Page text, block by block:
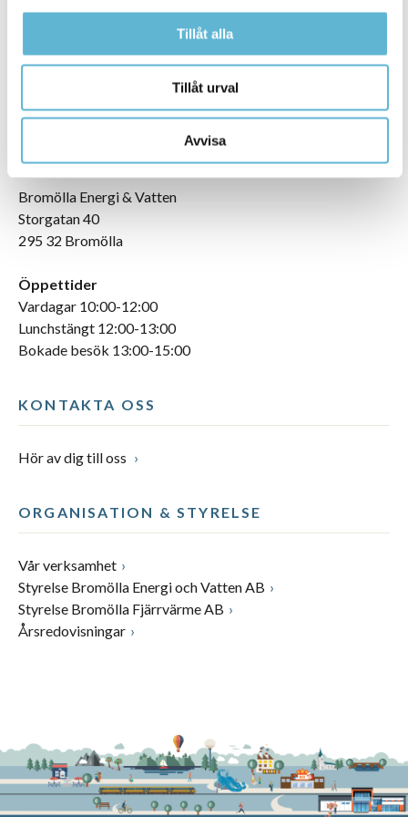
Tillåt alla
Tillåt urval
Avvisa
Bromölla Energi & Vatten
Storgatan 40
295 32 Bromölla
Öppettider
Vardagar 10:00-12:00
Lunchstängt 12:00-13:00
Bokade besök 13:00-15:00
KONTAKTA OSS
Hör av dig till oss
ORGANISATION & STYRELSE
Vår verksamhet
Styrelse Bromölla Energi och Vatten AB
Styrelse Bromölla Fjärrvärme AB
Årsredovisningar